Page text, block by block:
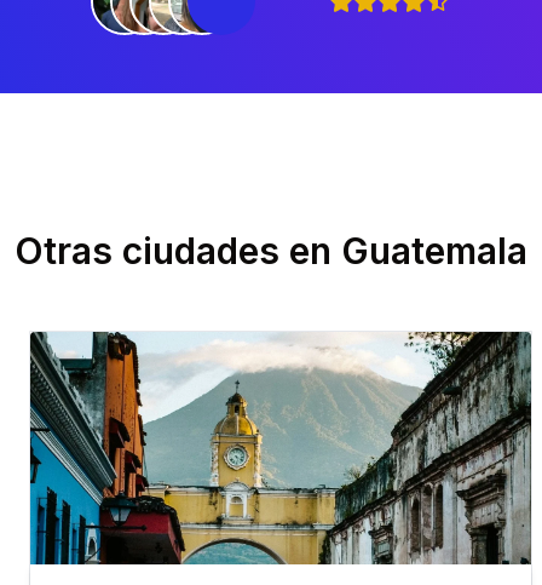
Otras ciudades en Guatemala